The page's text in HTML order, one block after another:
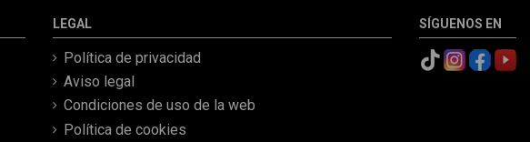
LEGAL
Política de privacidad
Aviso legal
Condiciones de uso de la web
Política de cookies
SÍGUENOS EN